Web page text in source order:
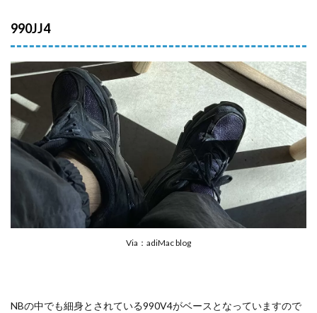
990JJ4
Via：adiMac blog
NBの中でも細身とされている990V4がベースとなっていますので